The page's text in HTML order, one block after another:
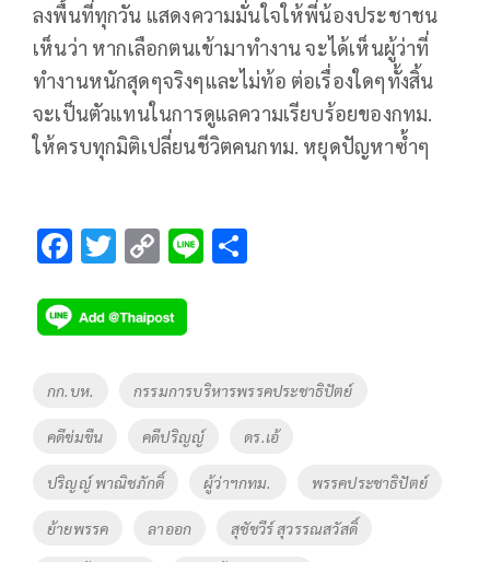
ลงพื้นที่ทุกวัน แสดงความมั่นใจให้พี่น้องประชาชน
เห็นว่า หากเลือกตนเข้ามาทำงาน จะได้เห็นผู้ว่าที่
ทำงานหนักสุดๆจริงๆและไม่ท้อ ต่อเรื่องใดๆทั้งสิ้น
จะเป็นตัวแทนในการดูแลความเรียบร้อยของกทม.
ให้ครบทุกมิติเปลี่ยนชีวิตคนกทม. หยุดปัญหาซ้ำๆ
F
e
b
o
o
k
T
tt
er
C
p
y
Li
n
k
Li
Tags
กก.บห. กรรมการบริหารพรรคประชาธิปัตย์
คดีข่มขืน คดีปริญญ์ ดร.เอ้
ปริญญ์ พาณิชภักดิ์ ผู้ว่าฯกทม. พรรคประชาธิปัตย์
ย้ายพรรค ลาออก สุชัชวีร์ สุวรรณสวัสดิ์